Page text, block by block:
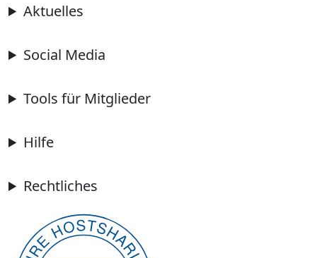
Aktuelles
Social Media
Tools für Mitglieder
Hilfe
Rechtliches